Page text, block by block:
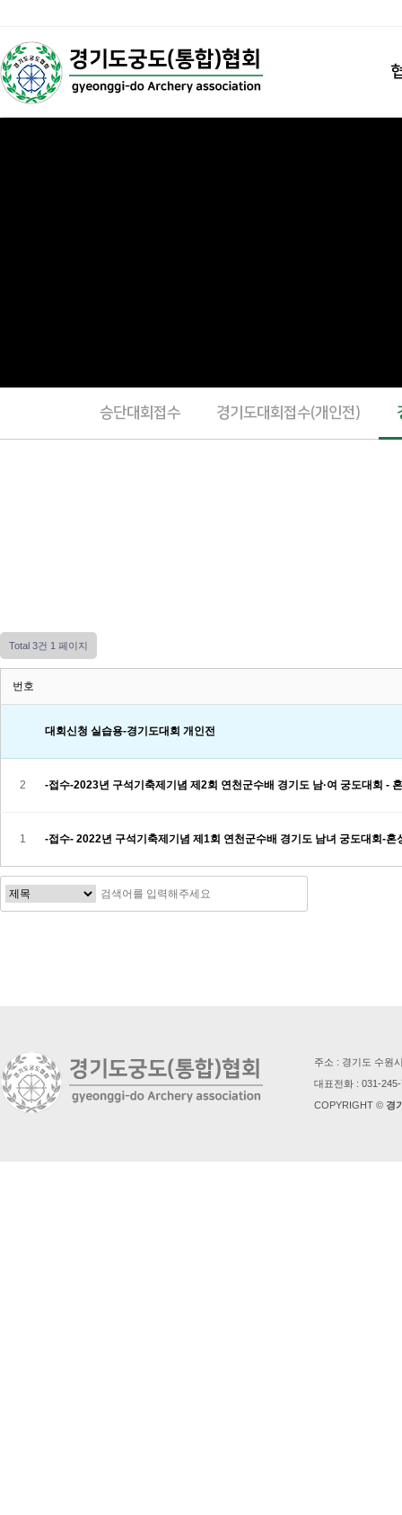
승단대회접수 경기도대회접수(개인전)
Total 3건 1 페이지
번호
대회신청 실습용-경기도대회 개인전
2 -접수-2023년 구석기축제기념 제2회 연천군수배 경기도 남·여 궁도대회 -
1 -접수- 2022년 구석기축제기념 제1회 연천군수배 경기도 남녀 궁도대회-
주소 : 경기도 수원
대표전화 : 031-
COPYRIGHT © 경